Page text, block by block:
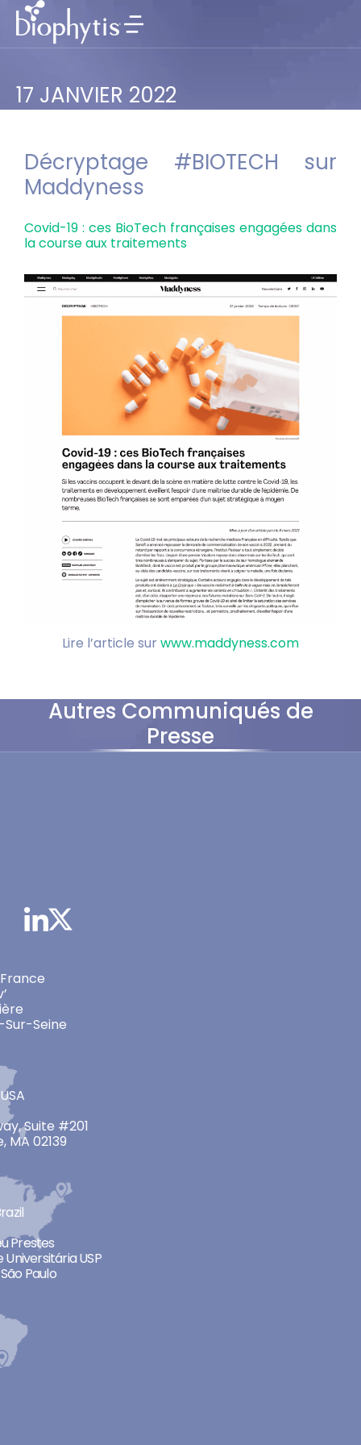
17 JANVIER 2022
Décryptage #BIOTECH sur
Maddyness
Covid-19 : ces BioTech françaises engagées dans
la course aux traitements
Lire l’article sur www.maddyness.com
Autres Communiqués de
Presse
France
Seine
Suite #201
MA 02139
Prestes
Universitária USP
Paulo